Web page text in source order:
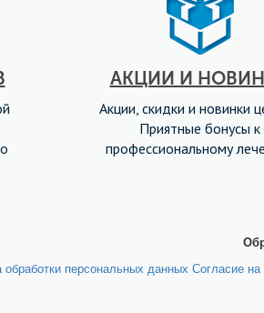
АКЦИИ И
Акции, скидки и новинки
Приятные бонусы к
профессиональному
обработки персональных данных Согласие